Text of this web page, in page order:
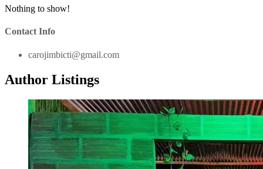
Nothing to show!
Contact Info
carojimbicti@gmail.com
Author Listings